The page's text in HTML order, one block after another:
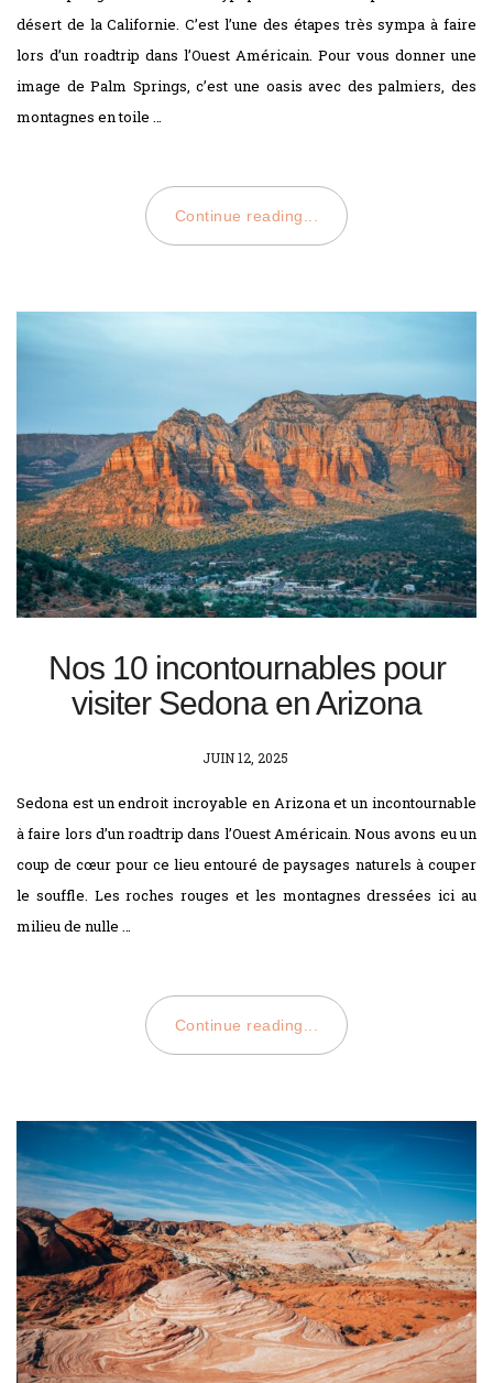
désert de la Californie. C’est l’une des étapes très sympa à faire
lors d’un roadtrip dans l’Ouest Américain. Pour vous donner une
image de Palm Springs, c’est une oasis avec des palmiers, des
montagnes en toile …
Continue reading...
Nos 10 incontournables pour
visiter Sedona en Arizona
POSTED
JUIN 12, 2025
Sedona est un endroit incroyable en Arizona et un incontournable
à faire lors d’un roadtrip dans l’Ouest Américain. Nous avons eu un
coup de cœur pour ce lieu entouré de paysages naturels à couper
le souffle. Les roches rouges et les montagnes dressées ici au
milieu de nulle …
Continue reading...